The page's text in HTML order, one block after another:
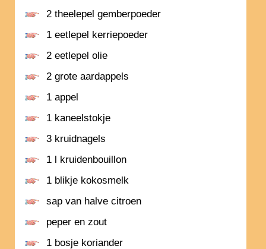
2 theelepel gemberpoeder
1 eetlepel kerriepoeder
2 eetlepel olie
2 grote aardappels
1 appel
1 kaneelstokje
3 kruidnagels
1 l kruidenbouillon
1 blikje kokosmelk
sap van halve citroen
peper en zout
1 bosje koriander